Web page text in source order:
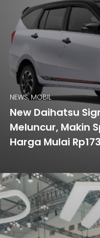
NEWS, MOBIL
New Daihatsu
Meluncur, Makin
Harga Mulai